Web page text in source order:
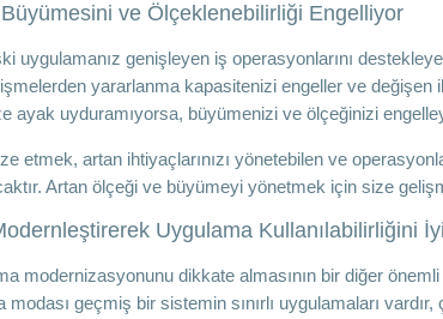
ve Ölçeklenebilirliği Engelliyor
uygulamanız genişleyen iş operasyonlarını
yararlanma kapasitenizi engeller ve değişen
ayak uyduramıyorsa, büyümenizi ve ölçeğinizi
etmek, artan ihtiyaçlarınızı yönetebilen ve
Artan ölçeği ve büyümeyi yönetmek için size
Uygulama Kullanılabilirliğini
modernizasyonunu dikkate almasının bir diğer
geçmiş bir sistemin sınırlı uygulamaları